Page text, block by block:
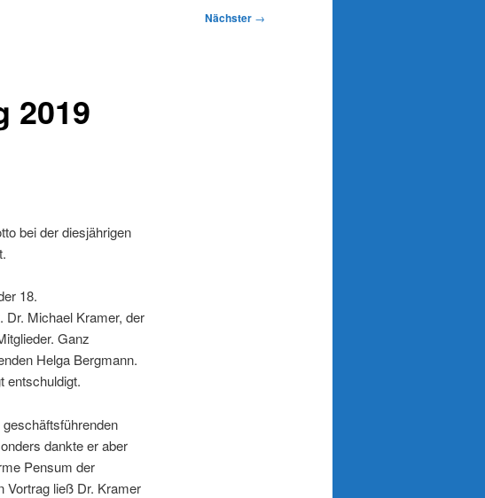
Nächster →
2019
bei der diesjährigen
18.
Dr. Michael Kramer, der
Ganz
Helga Bergmann.
entschuldigt.
dankte er aber
Pensum der
Vortrag ließ Dr. Kramer